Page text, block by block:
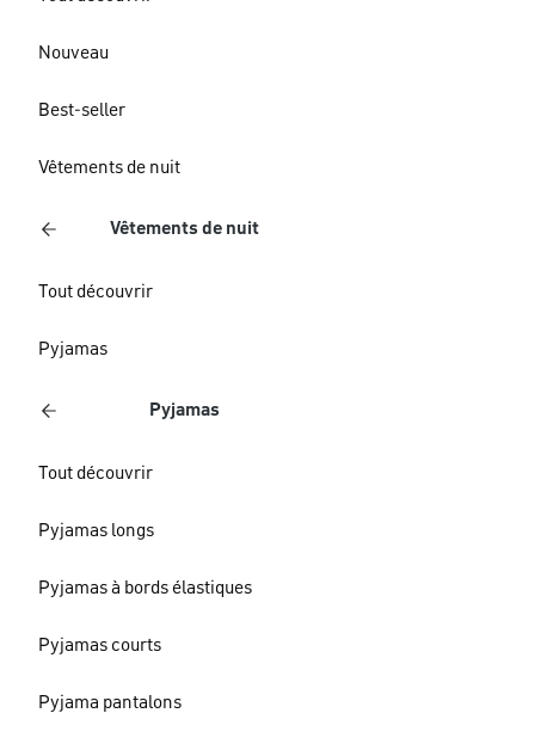
Nouveau
Best-seller
Vêtements de nuit
Vêtements de nuit
Tout découvrir
Pyjamas
Pyjamas
Tout découvrir
Pyjamas longs
Pyjamas à bords élastiques
Pyjamas courts
Pyjama pantalons